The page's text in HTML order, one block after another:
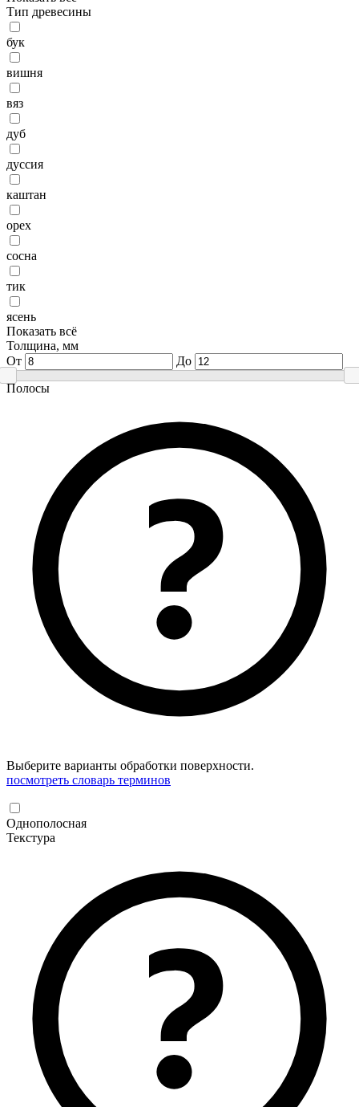
Тип древесины
бук
вишня
вяз
дуб
дуссия
каштан
орех
сосна
тик
ясень
Показать всё
Толщина, мм
От
До
Полосы
Выберите варианты обработки поверхности.
посмотреть словарь терминов
Однополосная
Текстура